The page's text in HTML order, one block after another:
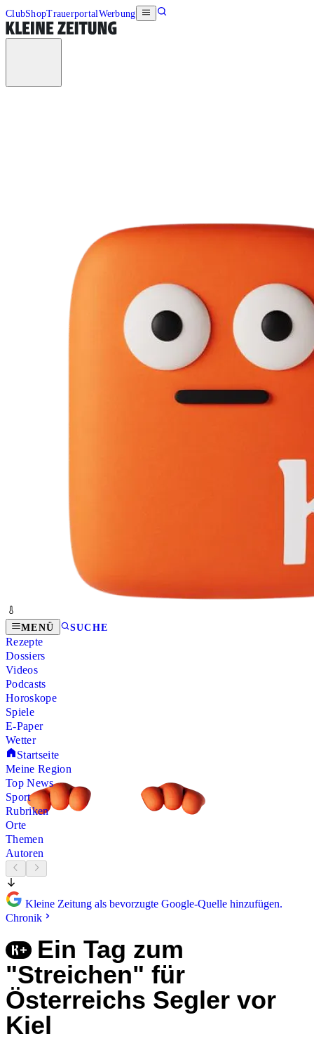
ClubShopTrauerportalWerbung
MENÜ SUCHE
Rezepte
Dossiers
Videos
Podcasts
Horoskope
Spiele
E-Paper
Wetter
Startseite
Meine Region
Top News
Sport
Rubriken
Orte
Themen
Autoren
Kleine Zeitung als bevorzugte Google-Quelle hinzufügen.
Chronik
Ein Tag zum
"Streichen" für
Österreichs Segler vor
Kiel